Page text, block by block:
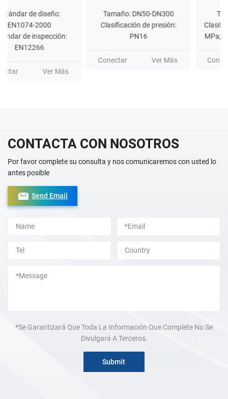
Tamaño: DN50-DN300
Clasificación de presión:
PN16
Ver Más
Tamaño: DN25-300
Clasificación de presión: 1,6
MPa; 2,5 MPa; 4,0 MPa; 6,4
otra presión, es necesario
Conectar
CONTACTA CON NOSOTROS
Por favor complete su consulta y nos comunicaremos con usted lo
antes posible
Send Email
*Se Garantizará Que Toda La Información Que Complete No Se
Divulgará A Terceros.
Alternative: